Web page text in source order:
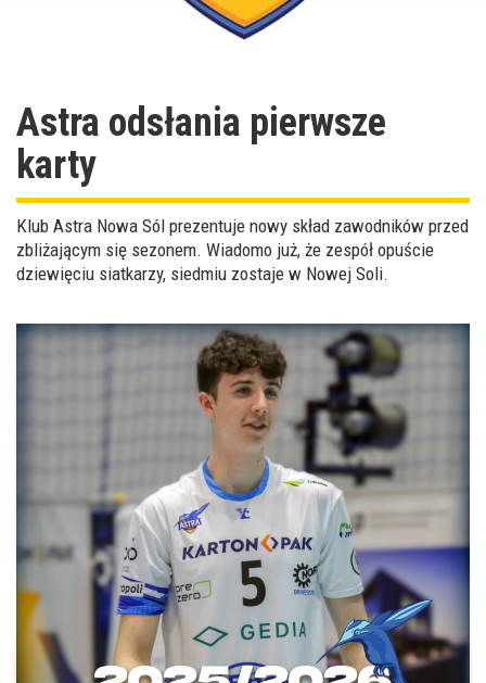
Astra odsłania pierwsze
karty
Klub Astra Nowa Sól prezentuje nowy skład zawodników przed
zbliżającym się sezonem. Wiadomo już, że zespół opuście
dziewięciu siatkarzy, siedmiu zostaje w Nowej Soli.